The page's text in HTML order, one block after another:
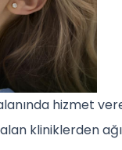
hizmet
kliniklerden